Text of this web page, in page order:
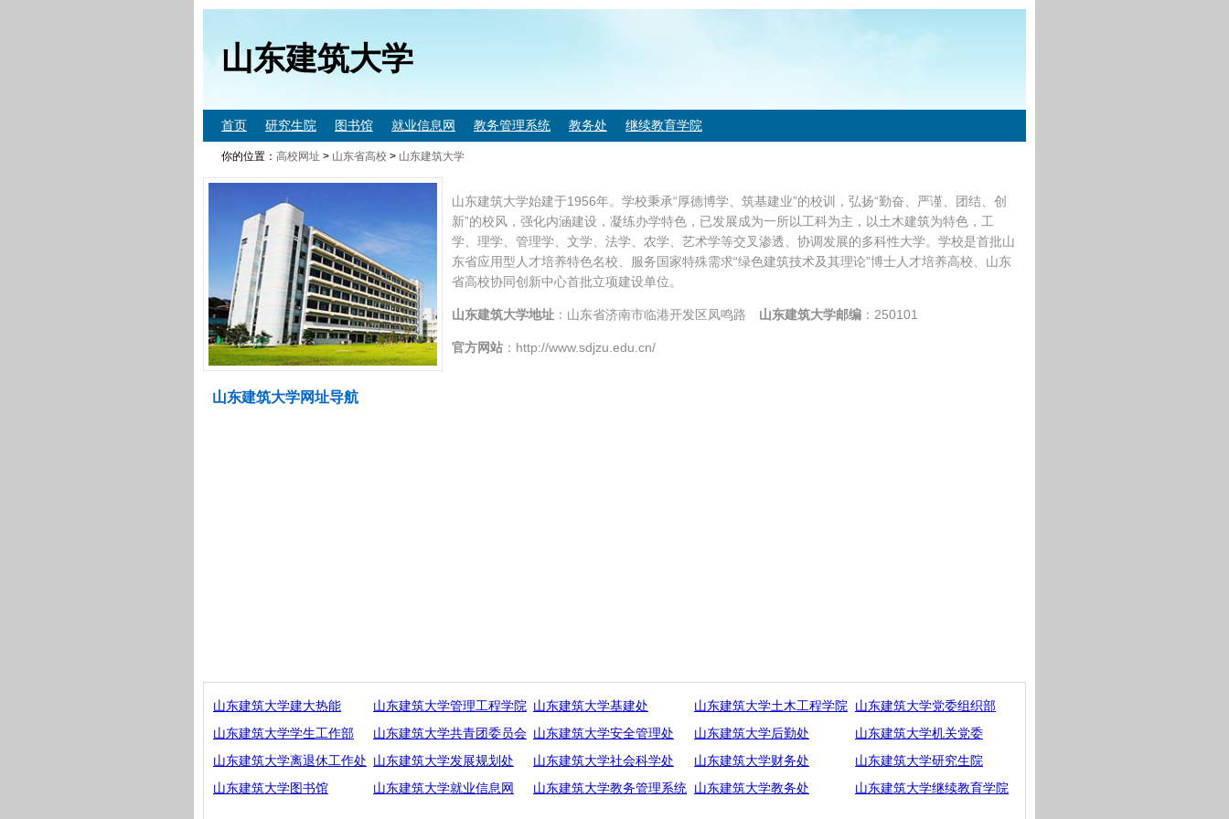
山东建筑大学
首页 研究生院 图书馆 就业信息网 教务管理系统 教务处 继续教育学院
你的位置： 高校网址 > 山东省高校 > 山东建筑大学
山东建筑大学始建于1956年。学校秉承“厚德博学、筑基建业”的校训，弘扬“勤奋、严谨、团结、创
新”的校风，强化内涵建设，凝练办学特色，已发展成为一所以工科为主，以土木建筑为特色，工
学、理学、管理学、文学、法学、农学、艺术学等交叉渗透、协调发展的多科性大学。学校是首批山
东省应用型人才培养特色名校、服务国家特殊需求“绿色建筑技术及其理论”博士人才培养高校、山东
省高校协同创新中心首批立项建设单位。
山东建筑大学地址 ：山东省济南市临港开发区凤鸣路 山东建筑大学邮编 ：250101
官方网站 ：http://www.sdjzu.edu.cn/
山东建筑大学网址导航
山东建筑大学建大热能 山东建筑大学管理工程学院 山东建筑大学基建处 山东建筑大学土木工程学院
山东建筑大学党委组织部
山东建筑大学学生工作部
山东建筑大学共青团委员会 山东建筑大学安全管理处 山东建筑大学后勤处
山东建筑大学机关党委
山东建筑大学离退休工作处 山东建筑大学发展规划处 山东建筑大学社会科学处 山东建筑大学财务处
山东建筑大学研究生院
山东建筑大学图书馆
山东建筑大学就业信息网 山东建筑大学教务管理系统 山东建筑大学教务处 山东建筑大学继续教育学院